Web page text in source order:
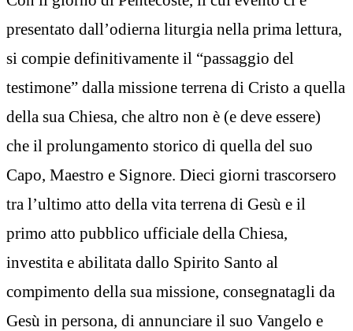
presentato dall’odierna liturgia nella prima lettura,
si compie definitivamente il “passaggio del
testimone” dalla missione terrena di Cristo a quella
della sua Chiesa, che altro non è (e deve essere)
che il prolungamento storico di quella del suo
Capo, Maestro e Signore. Dieci giorni trascorsero
tra l’ultimo atto della vita terrena di Gesù e il
primo atto pubblico ufficiale della Chiesa,
investita e abilitata dallo Spirito Santo al
compimento della sua missione, consegnatagli da
Gesù in persona, di annunciare il suo Vangelo e